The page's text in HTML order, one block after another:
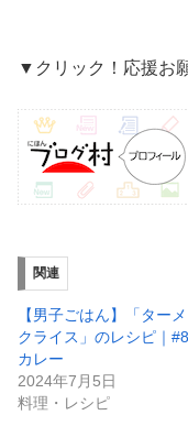
▼クリック！応援お
関連
【男子ごはん】「ター
クライス」のレシピ｜
カレー
2024年7月5日
料理・レシピ